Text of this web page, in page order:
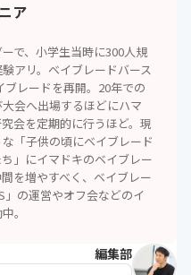
ア
で、小学生当時に300人規
アリ。ベイブレードバース
ブレードを再開。20年での
会へ出場するほどにハマ
会を定期的に行うほど。現
「子供の頃にベイブレード
」にイマドキのベイブレー
を増やすべく、ベイブレー
の運営やオフ会などのイ
。
編集部